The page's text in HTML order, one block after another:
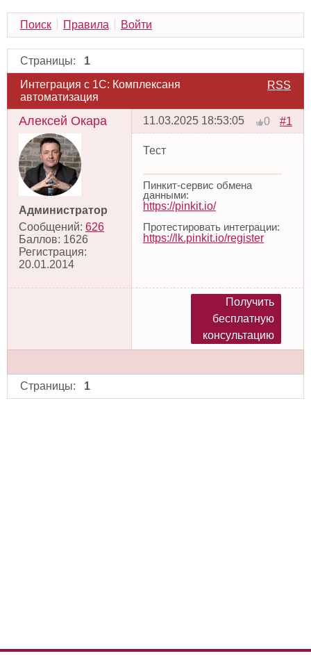
Поиск Правила Войти
Страницы: 1
RSS
Интеграция с 1С: Комплексаня
автоматизация
Алексей Окара
Администратор
Сообщений: 626
Баллов: 1626
Регистрация:
20.01.2014
#1
0
11.03.2025 18:53:05
Тест
Пинкит-сервис обмена
данными:
https://pinkit.io/
Протестировать интеграции:
https://lk.pinkit.io/register
Получить
бесплатную
консультацию
Страницы: 1